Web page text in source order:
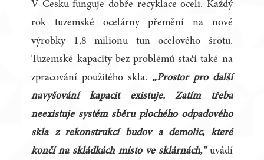
V Česku funguje dobře recyklace oceli. Každý
rok tuzemské ocelárny přemění na nové
výrobky 1,8 milionu tun ocelového šrotu.
Tuzemské kapacity bez problémů stačí také na
zpracování použitého skla. „Prostor pro další
navyšování kapacit existuje. Zatím třeba
neexistuje systém sběru plochého odpadového
skla z rekonstrukcí budov a demolic, které
končí na skládkách místo ve sklárnách,“uvádí